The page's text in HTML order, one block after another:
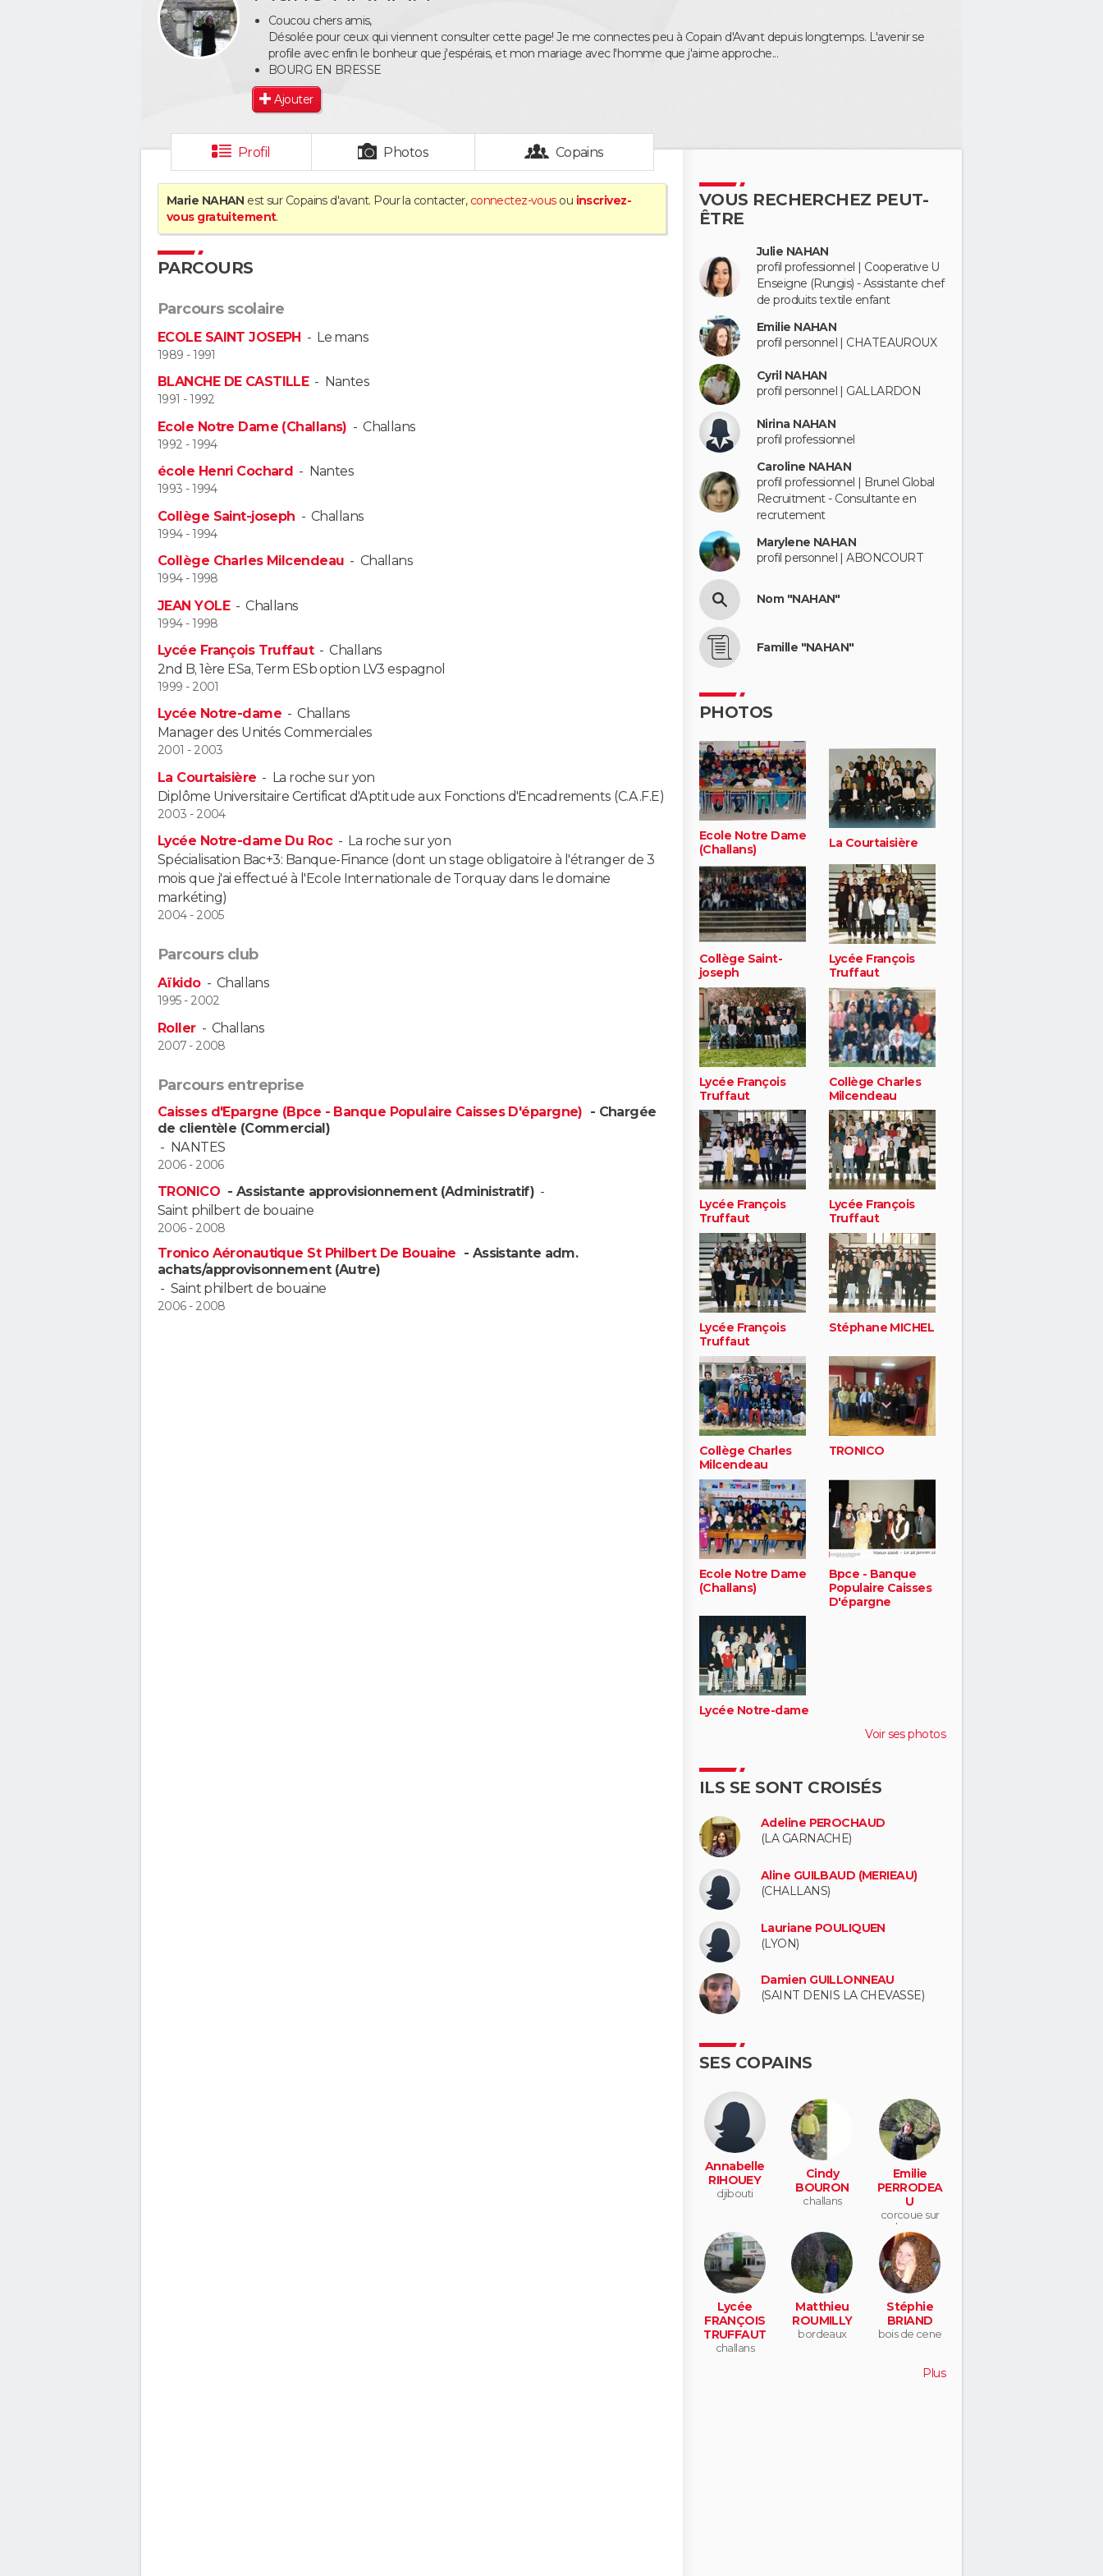
Coucou chers amis,
Désolée pour ceux qui viennent consulter cette page! Je me connectes peu à Copain d'Avant depuis longtemps. L'avenir se
profile avec enfin le bonheur que j'espérais, et mon mariage avec l'homme que j'aime approche...
BOURG EN BRESSE
Ajouter
Profil Photos Copains
Marie NAHAN est sur Copains d'avant. Pour la contacter, connectez-vousou inscrivez-
vous gratuitement.
PARCOURS
Parcours scolaire
ECOLE SAINT JOSEPH - Le mans
1989 - 1991
BLANCHE DE CASTILLE- Nantes
1991 - 1992
Ecole Notre Dame (Challans) -Challans
1992 - 1994
école Henri Cochard - Nantes
1993 - 1994
Collège Saint-joseph -Challans
1994 - 1994
Collège Charles Milcendeau - Challans
1994 - 1998
JEAN YOLE-Challans
1994 - 1998
Lycée François Truffaut-Challans
2nd B, 1ère ESa, Term ESb option LV3 espagnol
1999 - 2001
Lycée Notre-dame -Challans
Manager des Unités Commerciales
2001 - 2003
La Courtaisière - La roche sur yon
Diplôme Universitaire Certificat d'Aptitude aux Fonctions d'Encadrements (C.A.F.E)
2003 - 2004
Lycée Notre-dame Du Roc- La roche sur yon
Spécialisation Bac+3: Banque-Finance (dont un stage obligatoire à l'étranger de 3
mois que j'ai effectué à l'Ecole Internationale de Torquay dans le domaine
markéting)
2004 - 2005
Parcours club
Aïkido- Challans
1995 - 2002
Roller- Challans
2007 - 2008
Parcours entreprise
Caisses d'Epargne (Bpce - Banque Populaire Caisses D'épargne) - Chargée
de clientèle (Commercial)
- NANTES
2006 - 2006
TRONICO - Assistante approvisionnement (Administratif) -
Saint philbert de bouaine
2006 - 2008
Tronico Aéronautique St Philbert De Bouaine - Assistante adm.
achats/approvisonnement (Autre)
- Saint philbert de bouaine
2006 - 2008
VOUS RECHERCHEZ PEUT-
ÊTRE
Julie NAHAN
profil professionnel | Cooperative U
Enseigne (Rungis) - Assistante chef
de produits textile enfant
Emilie NAHAN
profil personnel | CHATEAUROUX
Cyril NAHAN
profil personnel | GALLARDON
Nirina NAHAN
profil professionnel
Caroline NAHAN
profil professionnel | Brunel Global
Recruitment - Consultante en
recrutement
Marylene NAHAN
profil personnel | ABONCOURT
Nom "NAHAN"
Famille "NAHAN"
PHOTOS
Ecole Notre Dame
(Challans)
La Courtaisière
Collège Saint-
joseph
Lycée François
Truffaut
Lycée François
Truffaut
Collège Charles
Milcendeau
Lycée François
Truffaut
Lycée François
Truffaut
Lycée François
Truffaut
Stéphane MICHEL
Collège Charles
Milcendeau
TRONICO
Ecole Notre Dame
(Challans)
Bpce - Banque
Populaire Caisses
D'épargne
Lycée Notre-dame
Voir ses photos
ILS SE SONT CROISÉS
Adeline PEROCHAUD
(LA GARNACHE)
Aline GUILBAUD (MERIEAU)
(CHALLANS)
Lauriane POULIQUEN
(LYON)
Damien GUILLONNEAU
(SAINT DENIS LA CHEVASSE)
SES COPAINS
Annabelle
RIHOUEY
djibouti
Cindy
BOURON
challans
Emilie
PERRODEA
U
corcoue sur
logne
Lycée
FRANÇOIS
TRUFFAUT
challans
Matthieu
ROUMILLY
bordeaux
Stéphie
BRIAND
bois de cene
Plus